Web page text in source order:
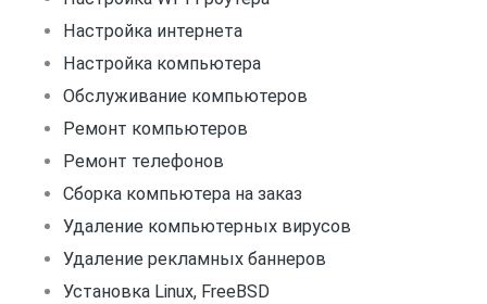
Настройка интернета
Настройка компьютера
Обслуживание компьютеров
Ремонт компьютеров
Ремонт телефонов
Сборка компьютера на заказ
Удаление компьютерных вирусов
Удаление рекламных баннеров
Установка Linux, FreeBSD